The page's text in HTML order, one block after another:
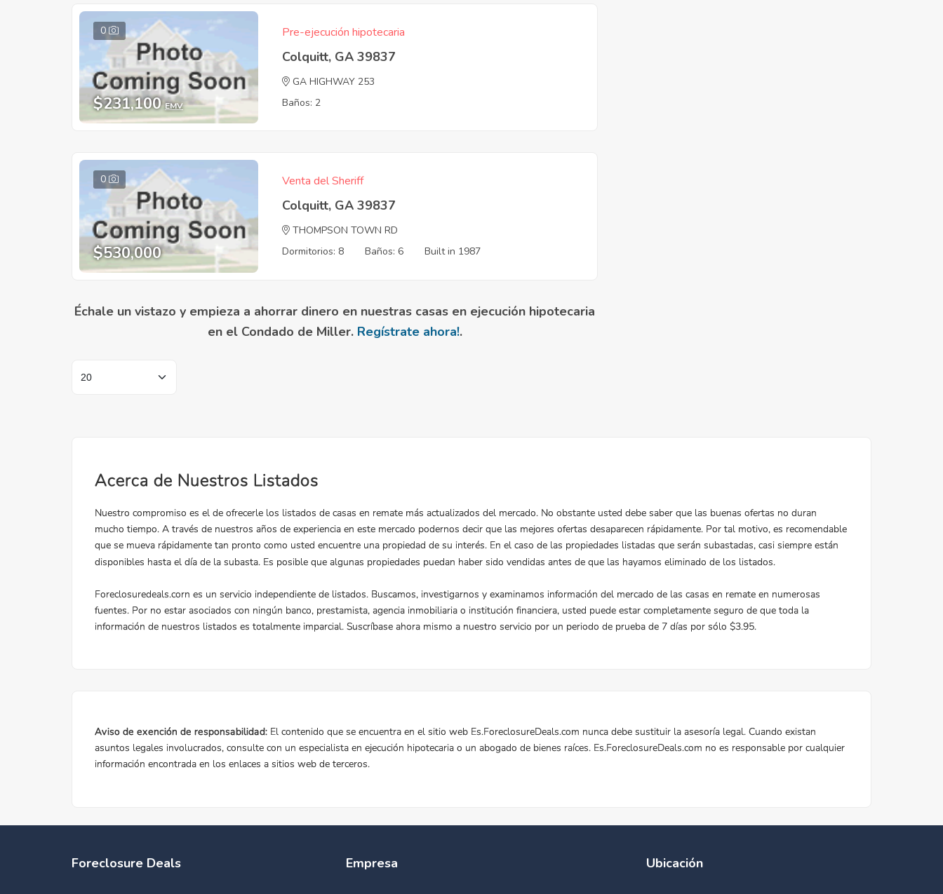
0
$231,100 EMV
Pre-ejecución hipotecaria
Colquitt, GA 39837
GA HIGHWAY 253
Baños: 2
0
$530,000
Venta del Sheriff
Colquitt, GA 39837
THOMPSON TOWN RD
Dormitorios: 8
Baños: 6 Built in 1987
Échale un vistazo y empieza a ahorrar dinero en nuestras casas en ejecución hipotecaria
en el Condado de Miller. Regístrate ahora!.
Foreclosure Deals Empresa Ubicación